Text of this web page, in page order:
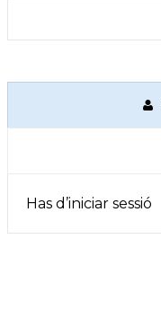
Has d’iniciar sessió